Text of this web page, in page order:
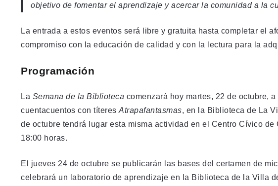
objetivo de fomentar el aprendizaje y acercar la comunidad a la
La entrada a estos eventos será libre y gratuita hasta completar el
compromiso con la educación de calidad y con la lectura para la
Programación
La Semana de la Biblioteca comenzará hoy martes, 22 de octubre,
cuentacuentos con títeres Atrapafantasmas, en la Biblioteca de La
de octubre tendrá lugar esta misma actividad en el Centro Cívico
18:00 horas.
El jueves 24 de octubre se publicarán las bases del certamen de
celebrará un laboratorio de aprendizaje en la Biblioteca de la Villa